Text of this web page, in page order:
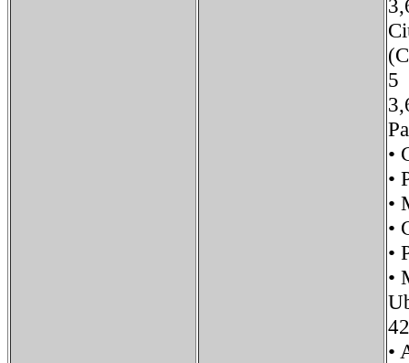
5
•
•
•
•
•
•
•